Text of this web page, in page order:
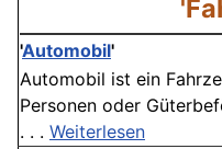
'Automobil'
Automobil ist ein
Personen oder
. . . Weiterlesen